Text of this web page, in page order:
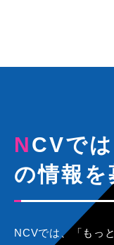
NCVでは、視聴者さまから
の情報を
NCVでは、「もっ